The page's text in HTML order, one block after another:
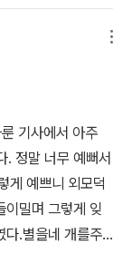
로, 계단 몇 개 아래
내가 기다릴게.'
나, 혹시 늦게 말
가 거절했을 때
를 조금이라도
감정이 들게 한
리고 싶지 않았고,
, p.393)하루 종
우스를 가봉하고
동안 얇은 푸통 위
께 시간을 시시껄
그렇게 프라납에게
린 딸이 이해하
지 않은 엄마의
삼촌의 연인 데보
렇게 끊어버리고
에 대햔 배신은 아
을테고 나는 엄마
적일 것이다.그리
잃게 생겼다.균열
모든 것, 책과 서류
은 어느 시점까
결혼 생활이라는
싶었다. 결과를
을 이루는 일 자
을 주는 만큼 애초
의 , 이제는 아이
무조건 경원 시
하는 사람이 떠났
가하는 요구, 그
, 그 애 결혼 생활의
서 잡동사니로 가
던 모든 것, 책과
.인생은 어느 시점
. (P68) 소설은 두
었을 때는 딸의 시
를 조금 더 미지
지만 지금 다시 생
해'가 아니었던 것
기사에서 아주
. 정말 너무 예뻐서
게 예쁘니 외모덕
이밀며 그렇게 잊
다.별을네 개를주